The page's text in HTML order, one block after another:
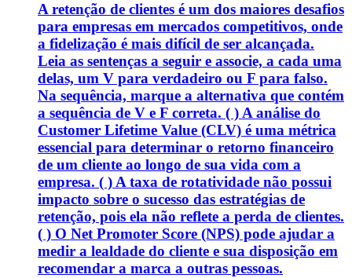
A retenção de clientes é um dos maiores desafios
para empresas em mercados competitivos, onde
a fidelização é mais difícil de ser alcançada.
Leia as sentenças a seguir e associe, a cada uma
delas, um V para verdadeiro ou F para falso.
Na sequência, marque a alternativa que contém
a sequência de V e F correta. ( ) A análise do
Customer Lifetime Value (CLV) é uma métrica
essencial para determinar o retorno financeiro
de um cliente ao longo de sua vida com a
empresa. ( ) A taxa de rotatividade não possui
impacto sobre o sucesso das estratégias de
retenção, pois ela não reflete a perda de clientes.
( ) O Net Promoter Score (NPS) pode ajudar a
medir a lealdade do cliente e sua disposição em
recomendar a marca a outras pessoas.